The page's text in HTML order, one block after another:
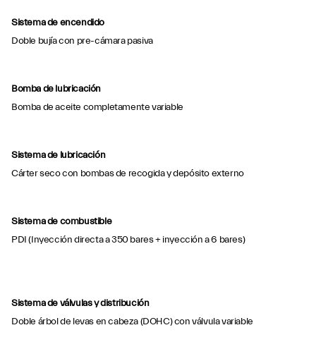
Sistema de encendido
Doble bujía con pre-cámara pasiva
Bomba de lubricación
Bomba de aceite completamente variable
Sistema de lubricación
Cárter seco con bombas de recogida y depósito externo
Sistema de combustible
PDI (Inyección directa a 350 bares + inyección a 6 bares)
Sistema de válvulas y distribución
Doble árbol de levas en cabeza (DOHC) con válvula variable